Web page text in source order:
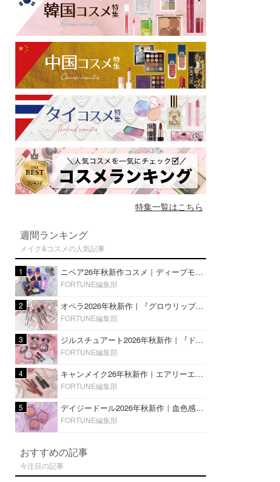
特集一覧はこちら
週間ランキング
メイク&コスメの人気記事
1 ニベア26年秋新作コスメ｜ディープモイスチャーリップの美容液タイプや2in1ボディクリームスクラブも
FORTUNE編集部
2 オペラ2026年秋新作｜『グロウリップティント』の新色・限定色はローズジャムカラー♡全4色をレビュー
FORTUNE編集部
3 ジルスチュアート2026年秋新作｜『ドレスドブルーム アイズ』新色や限定ハイライト・リップをレビュー
FORTUNE編集部
4 キャンメイク26年秋新作｜エアリーエクステンションライナー＆カールスナイパーマスカラ新色をレビュー
FORTUNE編集部
5 デイジードール2026年秋新作｜血色感が可愛い♡『パウダー ブラッシュ ブルーム』新3色をレビュー
FORTUNE編集部
おすすめの記事
今注目の記事